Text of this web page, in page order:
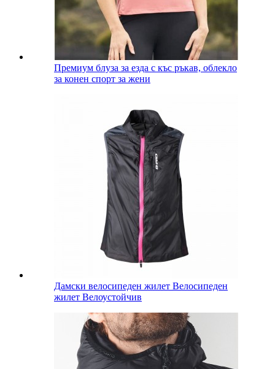
Премиум блуза за езда с къс ръкав, облекло
за конен спорт за жени
Дамски велосипеден жилет Велосипеден
жилет Велоустойчив